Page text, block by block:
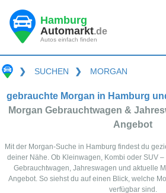
Hamburg
Automarkt.de
Autos einfach finden
❯ SUCHEN ❯ MORGAN
gebrauchte Morgan in Hamburg
Morgan Gebrauchtwagen &
Angebot
Mit der Morgan-Suche in Hamburg findest du
deiner Nähe. Ob Kleinwagen, Kombi oder SUV
Gebrauchtwagen, Jahreswagen und aktuelle
Angebot. So siehst du auf einen Blick, welche
verfügbar sind.